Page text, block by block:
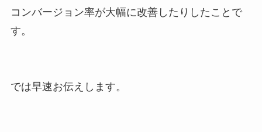
コンバージョン率が大幅に改善したりしたことで
す。
では早速お伝えします。